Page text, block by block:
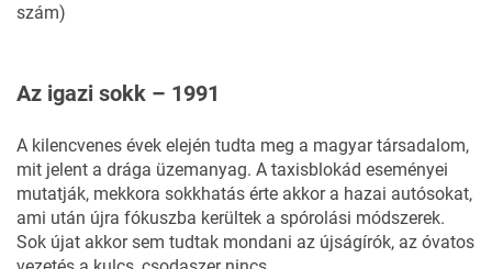
szám)
Az igazi sokk – 1991
A kilencvenes évek elején tudta meg a magyar társadalom,
mit jelent a drága üzemanyag. A taxisblokád eseményei
mutatják, mekkora sokkhatás érte akkor a hazai autósokat,
ami után újra fókuszba kerültek a spórolási módszerek.
Sok újat akkor sem tudtak mondani az újságírók, az óvatos